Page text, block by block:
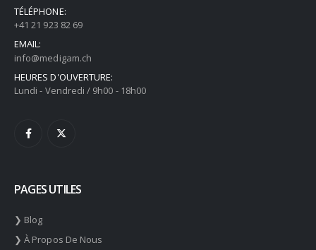
TÉLÉPHONE:
+41 21 923 82 69
EMAIL:
info@medigam.ch
HEURES D'OUVERTURE:
Lundi - Vendredi / 9h00 - 18h00
PAGES UTILES
❯ Blog
❯ À Propos De Nous